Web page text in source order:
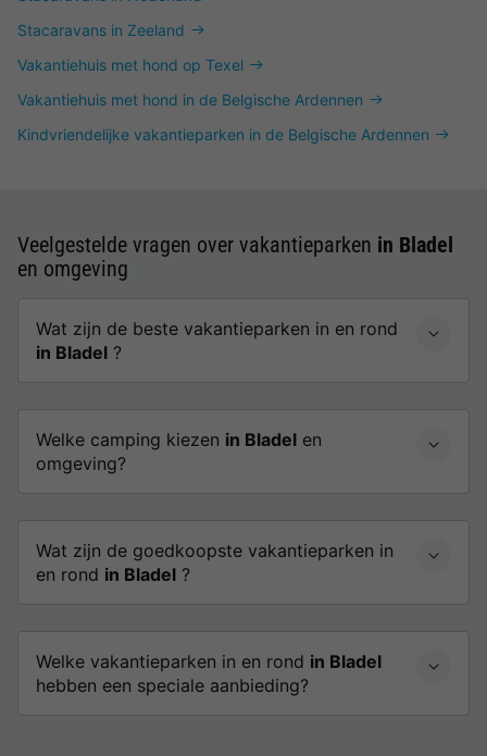
Stacaravans in Zeeland
Vakantiehuis met hond op Texel
Vakantiehuis met hond in de Belgische Ardennen
Kindvriendelijke vakantieparken in de Belgische Ardennen
Veelgestelde vragen over vakantieparken in Bladel
en omgeving
Wat zijn de beste vakantieparken in en rond
in Bladel ?
Welke camping kiezen in Bladel en
omgeving?
Wat zijn de goedkoopste vakantieparken in
en rond in Bladel ?
Welke vakantieparken in en rond in Bladel
hebben een speciale aanbieding?